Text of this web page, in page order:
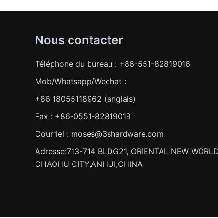
Nous contacter
Téléphone du bureau : +86-551-82819016
Mob/Whatsapp/Wechat :
+86 18055118962 (anglais)
Fax : +86-0551-82819019
Courriel : moses@3shardware.com
Adresse:713-714 BLDG21, ORIENTAL NEW
CHAOHU CITY,ANHUI,CHINA